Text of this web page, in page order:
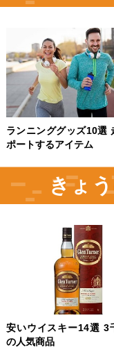
ランニンググッズ10選
ポートするアイテム
きょ
安いウイスキー14選 3
の人気商品